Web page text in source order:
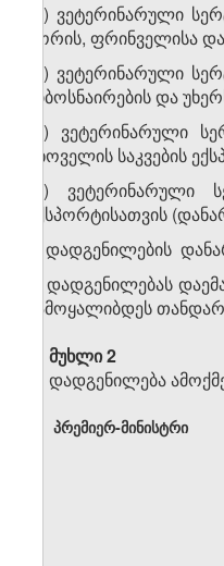
) ვეტერინარული
შორის, ფრინველისა
) ვეტერინარული
კიბოსნაირების და
) ვეტერინარული
ცხოველის საკვების
) ვეტერინარული
ექსპორტისათვის
3. დადგენილების
4. დადგენილებას
ჩამოყალიბდეს
მუხლი 2
დადგენილება
პრემიერ-მინისტრი